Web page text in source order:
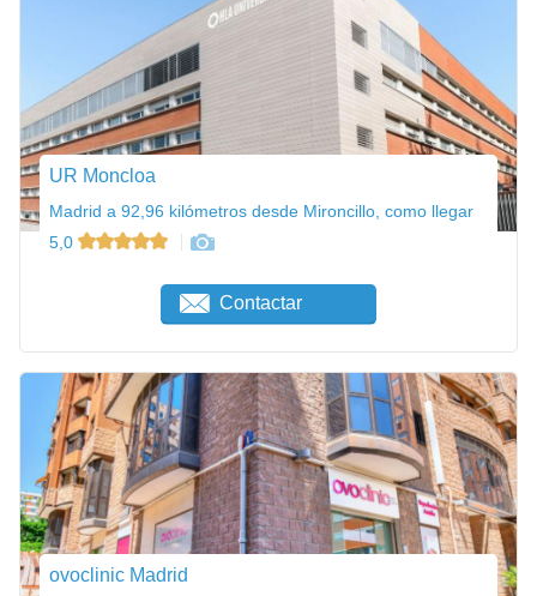
UR Moncloa
Madrid a 92,96 kilómetros desde Mironcillo, como llegar
5,0
Contactar
ovoclinic Madrid